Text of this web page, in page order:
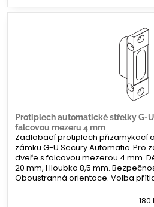
Protiplech automatické střelky G-
falcovou mezeru 4 mm
Zadlabací protiplech přizamykací
zámku G-U Secury Automatic. Pro
dveře s falcovou mezerou 4 mm.
20 mm, Hloubka 8,5 mm.
Oboustranná orientace. Volba
180